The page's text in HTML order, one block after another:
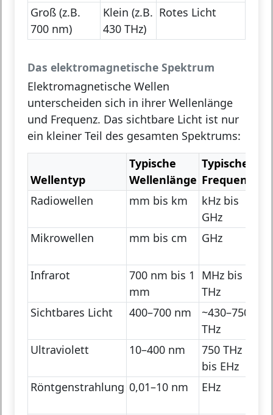
Groß (z.B.
700 nm)
Klein (z.B.
430 THz)
Rotes Licht
Das elektromagnetische Spektrum
Elektromagnetische Wellen
unterscheiden sich in ihrer Wellenlänge
und Frequenz. Das sichtbare Licht ist nur
ein kleiner Teil des gesamten Spektrums:
Wellentyp
Typische
Wellenlänge
Typische
Frequenz
Radiowellen
mm bis km
kHz bis
GHz
Mikrowellen
mm bis cm GHz
Infrarot
700 nm bis 1
mm
MHz bis
THz
Sichtbares Licht
400–700 nm
~430–750
THz
Ultraviolett
10–400 nm
750 THz
bis EHz
Röntgenstrahlung 0,01–10 nm EHz